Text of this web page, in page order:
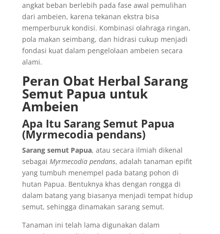
angkat beban berlebih pada fase awal pemulihan
dari ambeien, karena tekanan ekstra bisa
memperburuk kondisi. Kombinasi olahraga ringan,
pola makan seimbang, dan hidrasi cukup menjadi
fondasi kuat dalam pengelolaan ambeien secara
alami.
Peran Obat Herbal Sarang
Semut Papua untuk
Ambeien
Apa Itu Sarang Semut Papua
(Myrmecodia pendans)
Sarang semut Papua, atau secara ilmiah dikenal
sebagai Myrmecodia pendans, adalah tanaman epifit
yang tumbuh menempel pada batang pohon di
hutan Papua. Bentuknya khas dengan rongga di
dalam batang yang biasanya menjadi tempat hidup
semut, sehingga dinamakan sarang semut.
Tanaman ini telah lama digunakan dalam